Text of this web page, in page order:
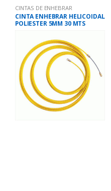
CINTAS DE ENHEBRAR
CINTA ENHEBRAR HELICOIDAL
POLIESTER 5MM 30 MTS